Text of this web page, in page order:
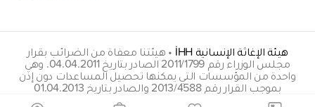
هيئة الإغاثة الإنسانية İHH • هيئتنا معفاة من الضرائب بقرار
مجلس الوزراء رقم 2011/1799 الصادر بتاريخ 04.04.2011. وهي
واحدة من المؤسسات التي يمكنها تحصيل المساعدات دون إذن
بموجب القرار رقم 2013/4588 والصادر بتاريخ 01.04.2013